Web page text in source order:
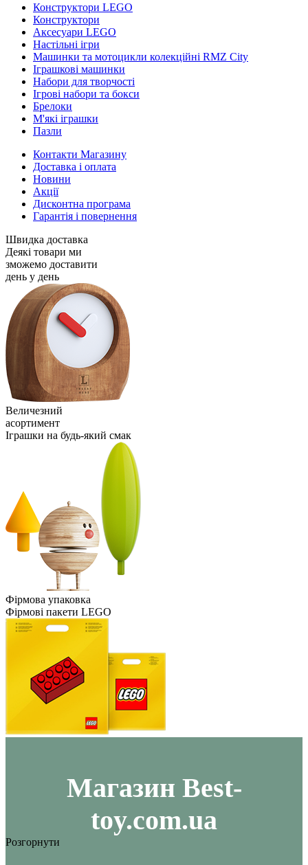
Конструктори LEGO
Конструктори
Аксесуари LEGO
Настільні ігри
Машинки та мотоцикли колекційні RMZ City
Іграшкові машинки
Набори для творчості
Ігрові набори та бокси
Брелоки
М'які іграшки
Пазли
Контакти Магазину
Доставка і оплата
Новини
Акції
Дисконтна програма
Гарантія і повернення
Швидка доставка
Деякі товари ми
зможемо доставити
день у день
Величезний
асортимент
Іграшки на будь-який смак
Фірмова упаковка
Фірмові пакети LEGO
Maгазин Best-
toy.com.ua
Розгорнути